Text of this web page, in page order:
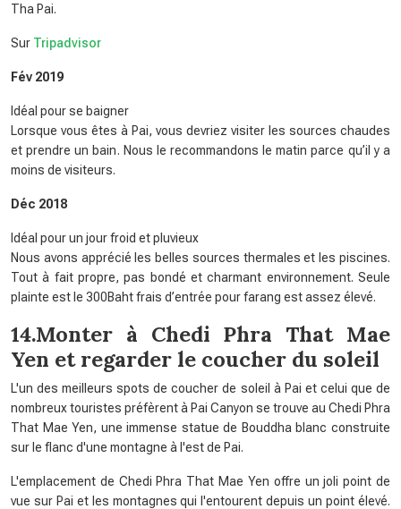
Tha Pai.
Sur Tripadvisor
Fév 2019
Idéal pour se baigner
Lorsque vous êtes à Pai, vous devriez visiter les sources chaudes
et prendre un bain. Nous le recommandons le matin parce qu’il y a
moins de visiteurs.
Déc 2018
Idéal pour un jour froid et pluvieux
Nous avons apprécié les belles sources thermales et les piscines.
Tout à fait propre, pas bondé et charmant environnement. Seule
plainte est le 300Baht frais d’entrée pour farang est assez élevé.
14.Monter à Chedi Phra That Mae
Yen et regarder le coucher du soleil
L'un des meilleurs spots de coucher de soleil à Pai et celui que de
nombreux touristes préfèrent à Pai Canyon se trouve au Chedi Phra
That Mae Yen, une immense statue de Bouddha blanc construite
sur le flanc d'une montagne à l'est de Pai.
L'emplacement de Chedi Phra That Mae Yen offre un joli point de
vue sur Pai et les montagnes qui l'entourent depuis un point élevé.